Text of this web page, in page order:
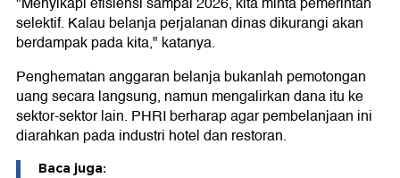
selektif. Kalau belanja perjalanan dinas dikurangi akan
berdampak pada kita," katanya.
Penghematan anggaran belanja bukanlah pemotongan
uang secara langsung, namun mengalirkan dana itu ke
sektor-sektor lain. PHRI berharap agar pembelanjaan ini
diarahkan pada industri hotel dan restoran.
Baca juga: